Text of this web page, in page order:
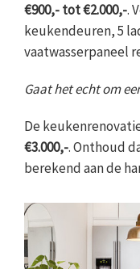
€900,- tot €2.000,-.
keukendeuren, 5
vaatwasserpaneel
Gaat het echt om
De
€3.000,-. Onthoud
berekend aan de